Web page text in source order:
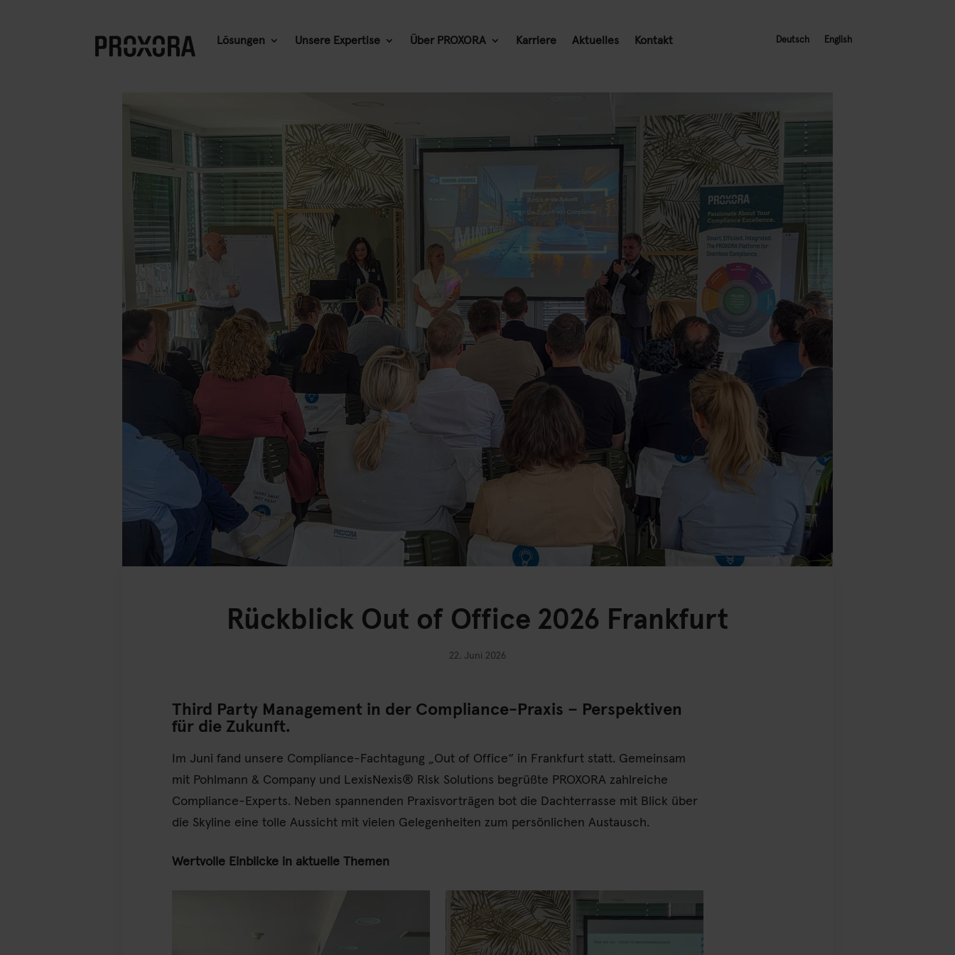
Lösungen Unsere Expertise Über PROXORA Karriere Aktuelles Kontakt Deutsch English
Rückblick Out of Office 2026 Frankfurt
22. Juni 2026
Third Party Management in der Compliance-Praxis – Perspektiven
für die Zukunft.
Im Juni fand unsere Compliance-Fachtagung „Out of Office“ in Frankfurt statt. Gemeinsam
mit Pohlmann & Company und LexisNexis® Risk Solutions begrüßte PROXORA zahlreiche
Compliance-Experts. Neben spannenden Praxisvorträgen bot die Dachterrasse mit Blick über
die Skyline eine tolle Aussicht mit vielen Gelegenheiten zum persönlichen Austausch.
Wertvolle Einblicke in aktuelle Themen